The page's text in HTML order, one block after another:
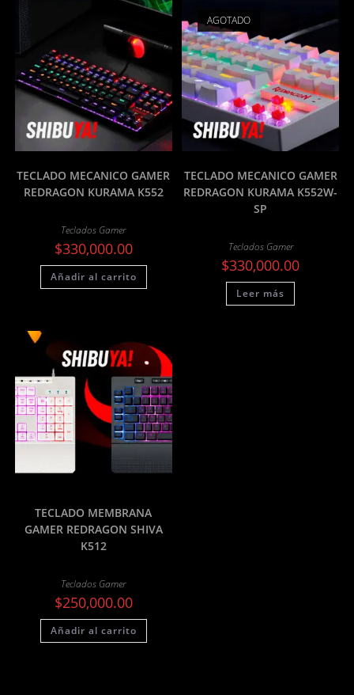
TECLADO MECANICO GAMER
REDRAGON KURAMA K552
Teclados Gamer
$330,000.00
Añadir al carrito
AGOTADO
TECLADO MECANICO GAMER
REDRAGON KURAMA K552W-
SP
Teclados Gamer
$330,000.00
Leer más
TECLADO MEMBRANA
GAMER REDRAGON SHIVA
K512
Teclados Gamer
$250,000.00
Añadir al carrito